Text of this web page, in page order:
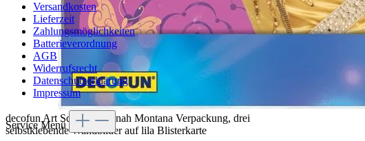
decofun Art Squares Hannah Montana Verpackung, drei
selbstklebende Wandbilder auf lila Blisterkarte
Versandkosten
Lieferzeit
Zahlungsmöglichkeiten
Batterieverordnung
AGB
Widerrufsrecht
Datenschutzerklärung
Impressum
Service Menü